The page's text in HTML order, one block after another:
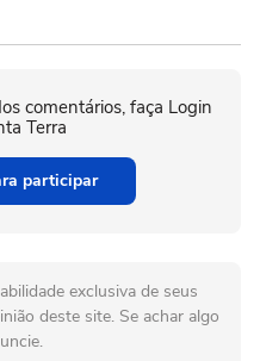
comentários, faça Login
Terra
participar
exclusiva de seus
deste site. Se achar algo